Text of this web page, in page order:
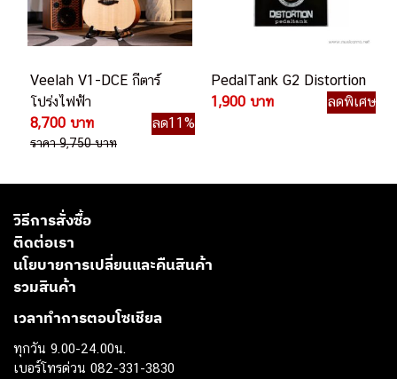
Veelah V1-DCE กีตาร์
โปร่งไฟฟ้า
8,700 บาท
ลด11%
ราคา 9,750 บาท
PedalTank G2 Distortion
1,900 บาท
ลดพิเศษ
วิธีการสั่งซื้อ
ติดต่อเรา
นโยบายการเปลี่ยนและคืนสินค้า
รวมสินค้า
เวลาทำการตอบโซเชียล
ทุกวัน 9.00-24.00น.
เบอร์โทรด่วน 082-331-3830